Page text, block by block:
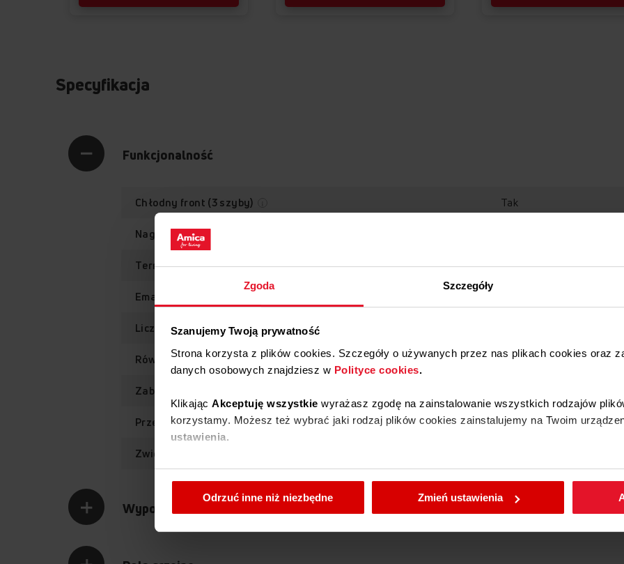
Zgoda Szczegóły
Szanujemy Twoją prywatność
Strona korzysta z plików cookies. Szczegóły o używanych przez nas plikach cookies oraz
danych osobowych znajdziesz w Polityce cookies.
Klikając Akceptuję wszystkie wyrażasz zgodę na zainstalowanie wszystkich rodzajów
korzystamy. Możesz też wybrać jaki rodzaj plików cookies zainstalujemy na Twoim
ustawienia.
W każdej chwili możesz zmienić wybrane przez Ciebie ustawienia plików cookies wchodząc
Odrzuć inne niż niezbędne
Zmień ustawienia
Specyfikacja
Funkcjonalność
Chłodny front (3 szyby) Tak
Nagrzew w
Termoobieg Tak
Emalia łatwoczyszcząca EasyClean
Liczba funkcji piekarnika
Równomierne pieczenie Tak
Zabezpieczenie przeciwwypływowe gazu
Przepisy na drzwiach Tak
Zwiększona płaszczyzna robocza rusztu
Wyposażenie